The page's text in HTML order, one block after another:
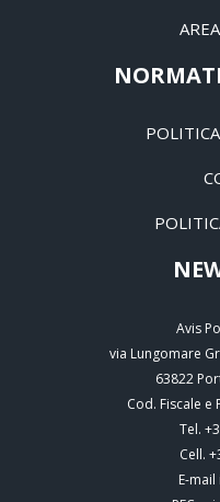
Avis
via Lungomare
63822
Cod. Fiscale e
Tel.
Cell.
E-mail